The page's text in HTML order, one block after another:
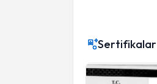
Sertifikalar